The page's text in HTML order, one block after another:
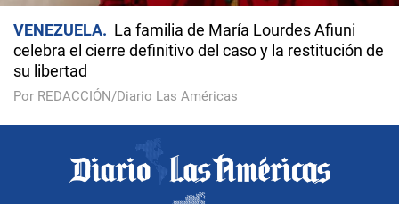
VENEZUELA
La familia de María Lourdes Afiuni
celebra el cierre definitivo del caso y la restitución de
su libertad
Por REDACCIÓN/Diario Las Américas